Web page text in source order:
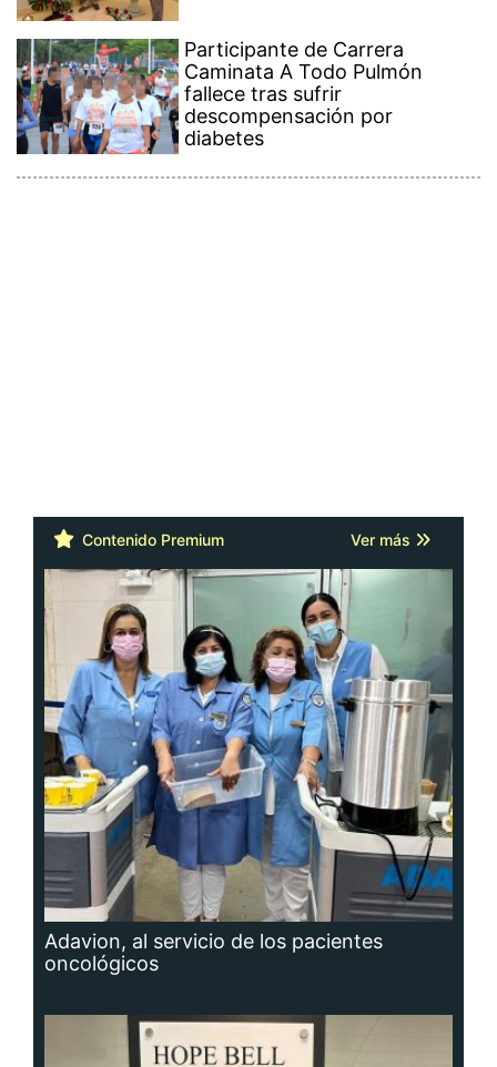
Participante de Carrera
Caminata A Todo Pulmón
fallece tras sufrir
descompensación por
diabetes
Contenido Premium Ver más
Adavion, al servicio de los pacientes
oncológicos